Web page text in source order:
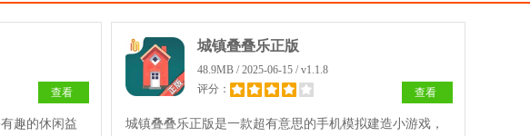
查看
有趣的休闲益
城镇叠叠乐正版
48.9MB / 2025-06-15 / v1.1.8
评分：
查看
城镇叠叠乐正版是一款超有意思的手机模拟建造小游戏，